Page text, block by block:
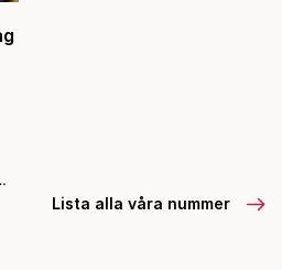
Lista alla våra nummer